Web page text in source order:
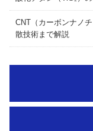
CNT（カーボンナノ
散技術まで解説